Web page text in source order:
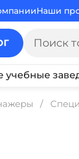
Наши
учебные